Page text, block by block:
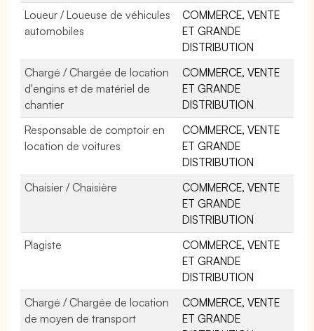
Loueur / Loueuse de véhicules
automobiles
COMMERCE, VENTE
ET GRANDE
DISTRIBUTION
Chargé / Chargée de location
d'engins et de matériel de
chantier
COMMERCE, VENTE
ET GRANDE
DISTRIBUTION
Responsable de comptoir en
location de voitures
COMMERCE, VENTE
ET GRANDE
DISTRIBUTION
Chaisier / Chaisière
COMMERCE, VENTE
ET GRANDE
DISTRIBUTION
Plagiste
COMMERCE, VENTE
ET GRANDE
DISTRIBUTION
Chargé / Chargée de location
de moyen de transport
COMMERCE, VENTE
ET GRANDE